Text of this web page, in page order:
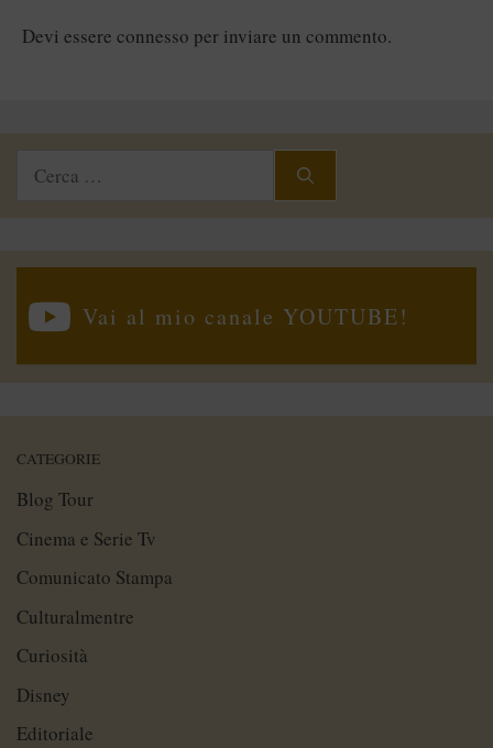
Devi essere connesso per inviare un commento.
Ricerca
Vai al mio canale YOUTUBE!
CATEGORIE
Blog Tour
Cinema e Serie Tv
Comunicato Stampa
Culturalmentre
Curiosità
Disney
Editoriale